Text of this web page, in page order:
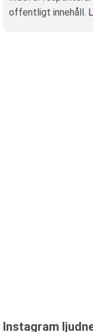
offentligt innehåll.
Instagram